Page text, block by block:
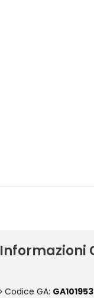
Informazioni
Codice GA: GA101953